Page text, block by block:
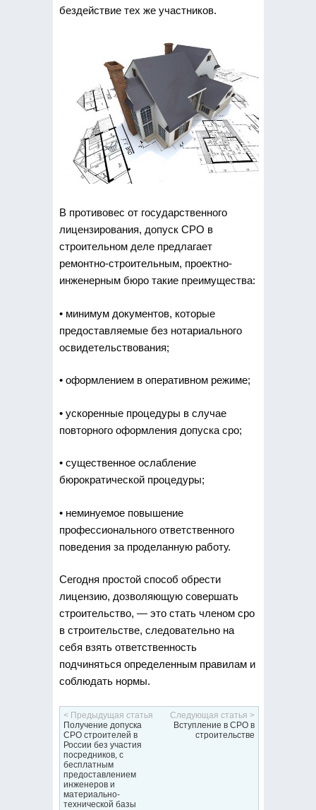
бездействие тех же участников.
В противовес от государственного
лицензирования, допуск СРО в
строительном деле предлагает
ремонтно-строительным, проектно-
инженерным бюро такие преимущества:
• минимум документов, которые
предоставляемые без нотариального
освидетельствования;
• оформлением в оперативном режиме;
• ускоренные процедуры в случае
повторного оформления допуска сро;
• существенное ослабление
бюрократической процедуры;
• неминуемое повышение
профессионального ответственного
поведения за проделанную работу.
Сегодня простой способ обрести
лицензию, дозволяющую совершать
строительство, — это стать членом сро
в строительстве, следовательно на
себя взять ответственность
подчиняться определенным правилам и
соблюдать нормы.
< Предыдущая статья
Получение допуска
СРО строителей в
России без участия
посредников, с
бесплатным
предоставлением
инженеров и
материально-
технической базы
Следующая статья >
Вступление в СРО в
строительстве